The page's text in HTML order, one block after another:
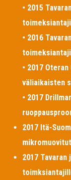
• 2015
• 2016
• 2017
väliaikaisten
• 2017
2017 Itä-
2017